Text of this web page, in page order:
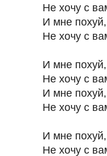
Не хочу с
И мне
Не хочу с
И мне
Не хочу с
И мне
Не хочу с
И мне
Не хочу с